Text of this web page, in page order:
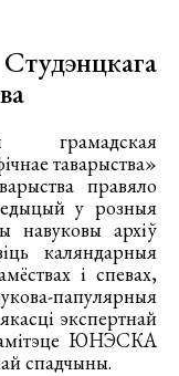
грамадская
таварыства»
правяло
у розныя
навуковы архіў
каляндарныя
і спевах,
папулярныя
экспертнай
ЮНЭСКА
спадчыны.